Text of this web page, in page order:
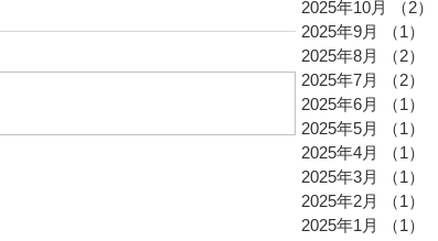
2025年10月
（2）
2025年9月
（1）
2025年8月
（2）
2025年7月
（2）
2025年6月
（1）
2025年5月
（1）
2025年4月
（1）
2025年3月
（1）
2025年2月
（1）
2025年1月
（1）